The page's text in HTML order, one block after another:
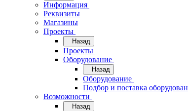
Информация
Реквизиты
Магазины
Проекты
Назад
Проекты
Оборудование
Назад
Оборудование
Подбор и поставка
Возможности
Назад